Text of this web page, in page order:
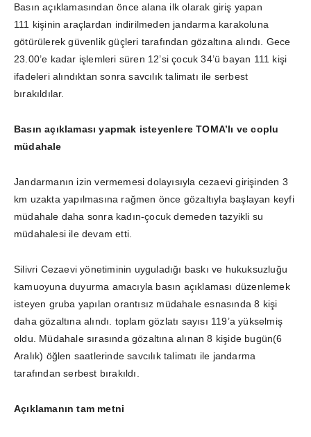
Basın açıklamasından önce alana ilk olarak giriş yapan
111 kişinin araçlardan indirilmeden jandarma karakoluna
götürülerek güvenlik güçleri tarafından gözaltına alındı. Gece
23.00’e kadar işlemleri süren 12’si çocuk 34’ü bayan 111 kişi
ifadeleri alındıktan sonra savcılık talimatı ile serbest
bırakıldılar.
Basın açıklaması yapmak isteyenlere TOMA’lı ve coplu
müdahale
Jandarmanın izin vermemesi dolayısıyla cezaevi girişinden 3
km uzakta yapılmasına rağmen önce gözaltıyla başlayan keyfi
müdahale daha sonra kadın-çocuk demeden tazyikli su
müdahalesi ile devam etti.
Silivri Cezaevi yönetiminin uyguladığı baskı ve hukuksuzluğu
kamuoyuna duyurma amacıyla basın açıklaması düzenlemek
isteyen gruba yapılan orantısız müdahale esnasında 8 kişi
daha gözaltına alındı. toplam gözlatı sayısı 119’a yükselmiş
oldu. Müdahale sırasında gözaltına alınan 8 kişide bugün(6
Aralık) öğlen saatlerinde savcılık talimatı ile jandarma
tarafından serbest bırakıldı.
Açıklamanın tam metni